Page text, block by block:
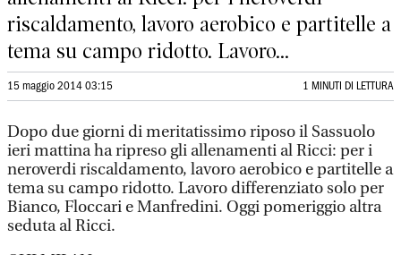
riscaldamento, lavoro aerobico e partitelle a
tema su campo ridotto. Lavoro...
15 maggio 2014 03:15 1 MINUTI DI LETTURA
Dopo due giorni di meritatissimo riposo il Sassuolo
ieri mattina ha ripreso gli allenamenti al Ricci: per i
neroverdi riscaldamento, lavoro aerobico e partitelle a
tema su campo ridotto. Lavoro differenziato solo per
Bianco, Floccari e Manfredini. Oggi pomeriggio altra
seduta al Ricci.